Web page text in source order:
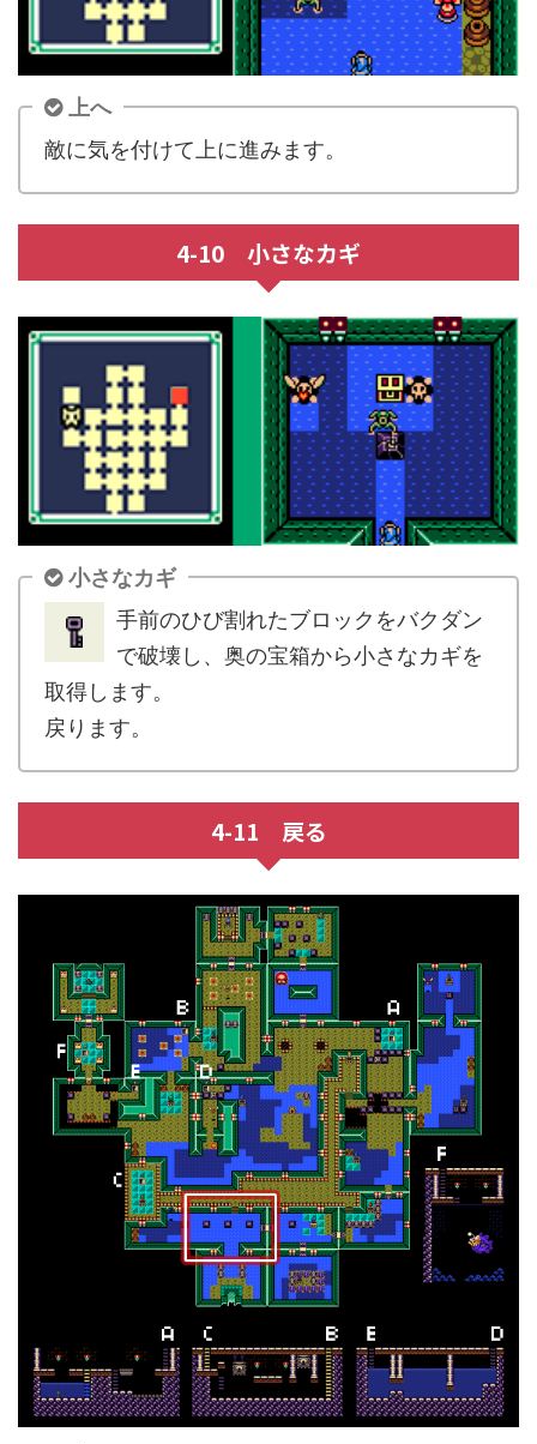
上へ
敵に気を付けて上に進みます。
4-10 小さなカギ
小さなカギ
手前のひび割れたブロックをバクダン
で破壊し、奥の宝箱から小さなカギを
取得します。
戻ります。
4-11 戻る